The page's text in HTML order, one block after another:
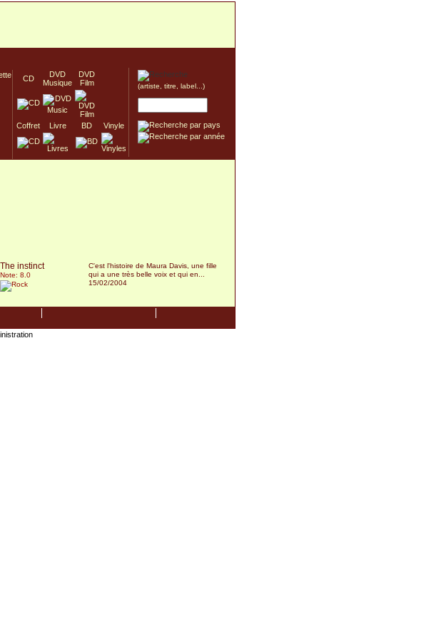
CD
DVD
Musique
DVD
Film
Coffret Livre BD Vinyle
(artiste, titre, label...)
The instinct
Note: 8.0
C'est l'histoire de Maura Davis, une fille
qui a une très belle voix et qui en...
15/02/2004